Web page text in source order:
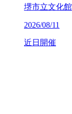
堺市立文化館
2026/08/11
近日開催